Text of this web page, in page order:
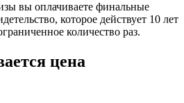
вы оплачиваете финальные
которое действует 10 лет
количество раз.
цена